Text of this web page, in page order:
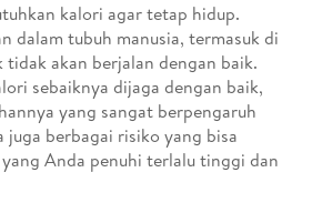
kalori agar tetap hidup.
dalam tubuh manusia, termasuk di
akan berjalan dengan baik.
sebaiknya dijaga dengan baik,
yang sangat berpengaruh
juga berbagai risiko yang bisa
Anda penuhi terlalu tinggi dan